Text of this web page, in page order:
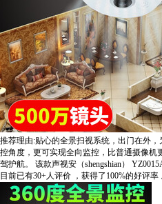
推荐理由:贴心的全景扫视系统，出门在外
控角度，更可实现全向监控，比普通摄像
驾护航。
该款声视安（shengshian）
目前已有30+人评价 ，获得了100%的好评率